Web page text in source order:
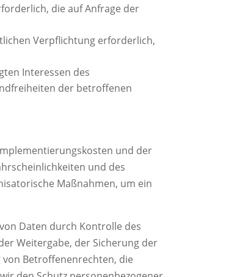
die auf Anfrage der
Verpflichtung erforderlich,
Interessen des
der betroffenen
und der
und des
Maßnahmen, um ein
Daten durch Kontrolle des
Weitergabe, der Sicherung der
Betroffenenrechten, die